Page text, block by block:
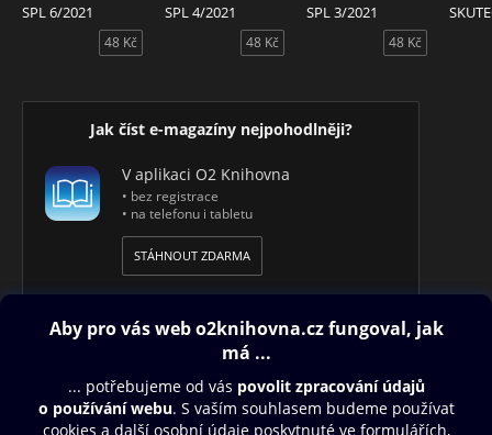
SPL 6/2021
48 Kč
SPL 4/2021
48 Kč
SPL 3/2021
48 Kč
Jak číst e-magazíny nejpohodlněji?
V aplikaci O2 Knihovna
• bez registrace
• na telefonu i tabletu
STÁHNOUT ZDARMA
Obsah ke stažení